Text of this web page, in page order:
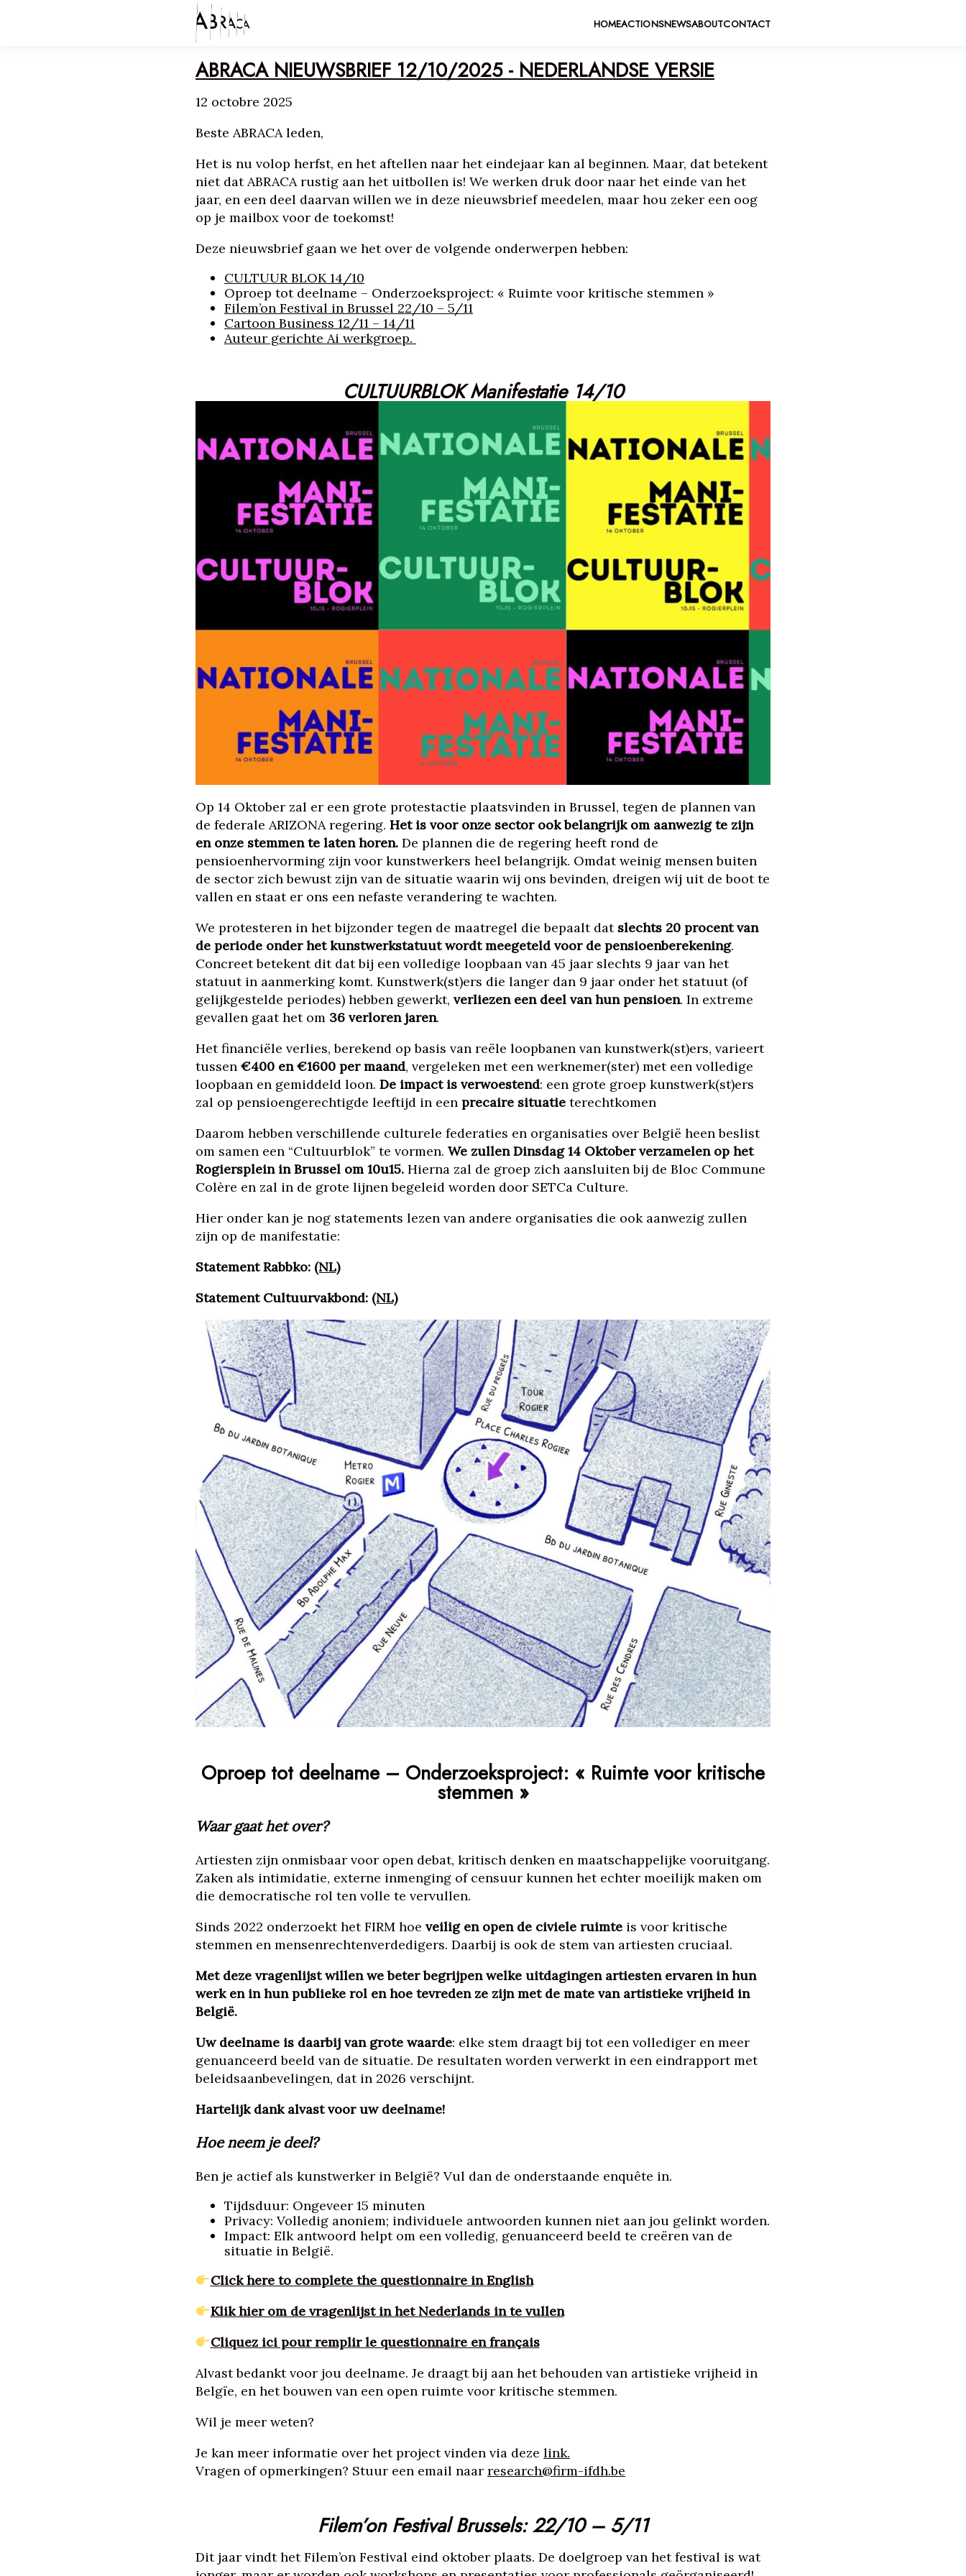
HOMEACTIONSNEWSABOUTCONTACT
ABRACA NIEUWSBRIEF 12/10/2025 - NEDERLANDSE VERSIE
12 octobre 2025
Beste ABRACA leden,
Het is nu volop herfst, en het aftellen naar het eindejaar kan al beginnen. Maar, dat betekent
niet dat ABRACA rustig aan het uitbollen is! We werken druk door naar het einde van het
jaar, en een deel daarvan willen we in deze nieuwsbrief meedelen, maar hou zeker een oog
op je mailbox voor de toekomst!
Deze nieuwsbrief gaan we het over de volgende onderwerpen hebben:
CULTUUR BLOK 14/10
Oproep tot deelname – Onderzoeksproject: « Ruimte voor kritische stemmen »
Filem’on Festival in Brussel 22/10 – 5/11
Cartoon Business 12/11 – 14/11
Auteur gerichte Ai werkgroep.
CULTUURBLOK Manifestatie 14/10
Op 14 Oktober zal er een grote protestactie plaatsvinden in Brussel, tegen de plannen van
de federale ARIZONA regering. Het is voor onze sector ook belangrijk om aanwezig te zijn
en onze stemmen te laten horen. De plannen die de regering heeft rond de
pensioenhervorming zijn voor kunstwerkers heel belangrijk. Omdat weinig mensen buiten
de sector zich bewust zijn van de situatie waarin wij ons bevinden, dreigen wij uit de boot te
vallen en staat er ons een nefaste verandering te wachten.
We protesteren in het bijzonder tegen de maatregel die bepaalt dat slechts 20 procent van
de periode onder het kunstwerkstatuut wordt meegeteld voor de pensioenberekening.
Concreet betekent dit dat bij een volledige loopbaan van 45 jaar slechts 9 jaar van het
statuut in aanmerking komt. Kunstwerk(st)ers die langer dan 9 jaar onder het statuut (of
gelijkgestelde periodes) hebben gewerkt, verliezen een deel van hun pensioen. In extreme
gevallen gaat het om 36 verloren jaren.
Het financiële verlies, berekend op basis van reële loopbanen van kunstwerk(st)ers, varieert
tussen €400 en €1600 per maand, vergeleken met een werknemer(ster) met een volledige
loopbaan en gemiddeld loon. De impact is verwoestend: een grote groep kunstwerk(st)ers
zal op pensioengerechtigde leeftijd in een precaire situatie terechtkomen
Daarom hebben verschillende culturele federaties en organisaties over België heen beslist
om samen een “Cultuurblok” te vormen. We zullen Dinsdag 14 Oktober verzamelen op het
Rogiersplein in Brussel om 10u15. Hierna zal de groep zich aansluiten bij de Bloc Commune
Colère en zal in de grote lijnen begeleid worden door SETCa Culture.
Hier onder kan je nog statements lezen van andere organisaties die ook aanwezig zullen
zijn op de manifestatie:
Statement Rabbko: (NL)
Statement Cultuurvakbond: (NL)
Oproep tot deelname – Onderzoeksproject: « Ruimte voor kritische
stemmen »
Waar gaat het over?
Artiesten zijn onmisbaar voor open debat, kritisch denken en maatschappelijke vooruitgang.
Zaken als intimidatie, externe inmenging of censuur kunnen het echter moeilijk maken om
die democratische rol ten volle te vervullen.
Sinds 2022 onderzoekt het FIRM hoe veilig en open de civiele ruimte is voor kritische
stemmen en mensenrechtenverdedigers. Daarbij is ook de stem van artiesten cruciaal.
Met deze vragenlijst willen we beter begrijpen welke uitdagingen artiesten ervaren in hun
werk en in hun publieke rol en hoe tevreden ze zijn met de mate van artistieke vrijheid in
België.
Uw deelname is daarbij van grote waarde: elke stem draagt bij tot een vollediger en meer
genuanceerd beeld van de situatie. De resultaten worden verwerkt in een eindrapport met
beleidsaanbevelingen, dat in 2026 verschijnt.
Hartelijk dank alvast voor uw deelname!
Hoe neem je deel?
Ben je actief als kunstwerker in België? Vul dan de onderstaande enquête in.
Tijdsduur: Ongeveer 15 minuten
Privacy: Volledig anoniem; individuele antwoorden kunnen niet aan jou gelinkt worden.
Impact: Elk antwoord helpt om een volledig, genuanceerd beeld te creëren van de
situatie in België.
Click here to complete the questionnaire in English
Klik hier om de vragenlijst in het Nederlands in te vullen
Cliquez ici pour remplir le questionnaire en français
Alvast bedankt voor jou deelname. Je draagt bij aan het behouden van artistieke vrijheid in
Belgïe, en het bouwen van een open ruimte voor kritische stemmen.
Wil je meer weten?
Je kan meer informatie over het project vinden via deze link.
Vragen of opmerkingen? Stuur een email naar research@firm-ifdh.be
Filem’on Festival Brussels: 22/10 – 5/11
Dit jaar vindt het Filem’on Festival eind oktober plaats. De doelgroep van het festival is wat